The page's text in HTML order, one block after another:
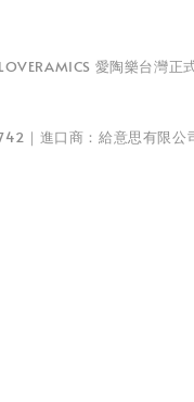
愛陶樂台灣正
｜進口商：給意思有限公